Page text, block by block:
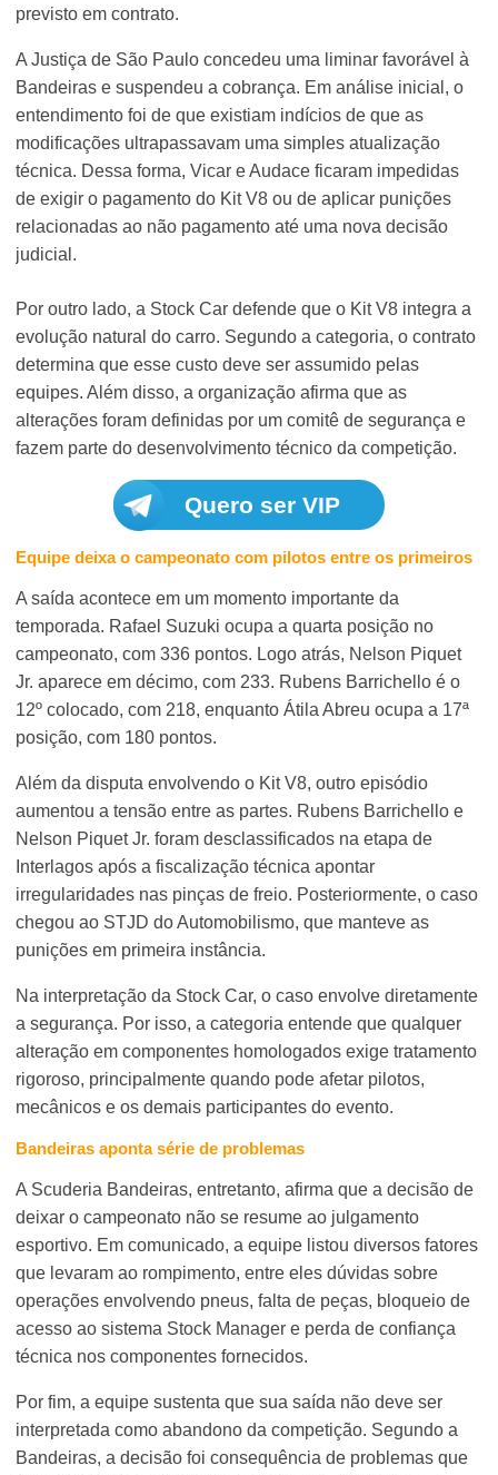
previsto em contrato.
A Justiça de São Paulo concedeu uma liminar favorável à
Bandeiras e suspendeu a cobrança. Em análise inicial, o
entendimento foi de que existiam indícios de que as
modificações ultrapassavam uma simples atualização
técnica. Dessa forma, Vicar e Audace ficaram impedidas
de exigir o pagamento do Kit V8 ou de aplicar punições
relacionadas ao não pagamento até uma nova decisão
judicial.
Por outro lado, a Stock Car defende que o Kit V8 integra a
evolução natural do carro. Segundo a categoria, o contrato
determina que esse custo deve ser assumido pelas
equipes. Além disso, a organização afirma que as
alterações foram definidas por um comitê de segurança e
fazem parte do desenvolvimento técnico da competição.
Quero ser VIP
Equipe deixa o campeonato com pilotos entre os primeiros
A saída acontece em um momento importante da
temporada. Rafael Suzuki ocupa a quarta posição no
campeonato, com 336 pontos. Logo atrás, Nelson Piquet
Jr. aparece em décimo, com 233. Rubens Barrichello é o
12º colocado, com 218, enquanto Átila Abreu ocupa a 17ª
posição, com 180 pontos.
Além da disputa envolvendo o Kit V8, outro episódio
aumentou a tensão entre as partes. Rubens Barrichello e
Nelson Piquet Jr. foram desclassificados na etapa de
Interlagos após a fiscalização técnica apontar
irregularidades nas pinças de freio. Posteriormente, o caso
chegou ao STJD do Automobilismo, que manteve as
punições em primeira instância.
Na interpretação da Stock Car, o caso envolve diretamente
a segurança. Por isso, a categoria entende que qualquer
alteração em componentes homologados exige tratamento
rigoroso, principalmente quando pode afetar pilotos,
mecânicos e os demais participantes do evento.
Bandeiras aponta série de problemas
A Scuderia Bandeiras, entretanto, afirma que a decisão de
deixar o campeonato não se resume ao julgamento
esportivo. Em comunicado, a equipe listou diversos fatores
que levaram ao rompimento, entre eles dúvidas sobre
operações envolvendo pneus, falta de peças, bloqueio de
acesso ao sistema Stock Manager e perda de confiança
técnica nos componentes fornecidos.
Por fim, a equipe sustenta que sua saída não deve ser
interpretada como abandono da competição. Segundo a
Bandeiras, a decisão foi consequência de problemas que